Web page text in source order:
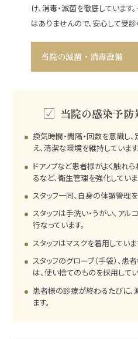
け、消毒・滅菌を徹底しています
はありませんので、安心して受診
当院の滅菌・消毒設備
当院の感染予
換気時間・間隔・回数を意識し
え、清潔な環境を維持しています
ドアノブなど患者様がよく触れ
るなど、衛生管理を強化していま
スタッフ一同、自身の体調管理を
スタッフは手洗い・うがい、ア
行なっています。
スタッフはマスクを着用していま
スタッフのグローブ（手袋）、患
は、使い捨てのものを採用してい
患者様の診療が終わるたびに
ます。